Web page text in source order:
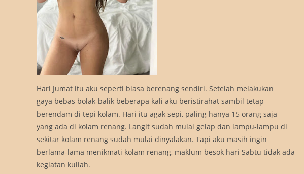
Hari Jumat itu aku seperti biasa berenang sendiri. Setelah melakukan
gaya bebas bolak-balik beberapa kali aku beristirahat sambil tetap
berendam di tepi kolam. Hari itu agak sepi, paling hanya 15 orang saja
yang ada di kolam renang. Langit sudah mulai gelap dan lampu-lampu di
sekitar kolam renang sudah mulai dinyalakan. Tapi aku masih ingin
berlama-lama menikmati kolam renang, maklum besok hari Sabtu tidak ada
kegiatan kuliah.